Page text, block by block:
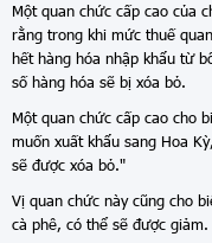
Một quan chức cấp cao của
rằng trong khi mức thuế
hết hàng hóa nhập khẩu từ
số hàng hóa sẽ bị xóa bỏ.
Một quan chức cấp cao cho
muốn xuất khẩu sang Hoa
sẽ được xóa bỏ."
Vị quan chức này cũng cho
cà phê, có thể sẽ được giảm.